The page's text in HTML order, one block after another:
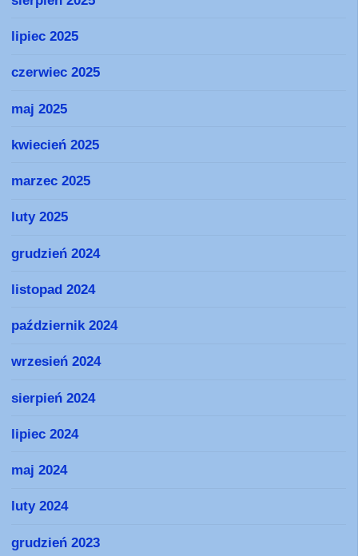
lipiec 2025
czerwiec 2025
maj 2025
kwiecień 2025
marzec 2025
luty 2025
grudzień 2024
listopad 2024
październik 2024
wrzesień 2024
sierpień 2024
lipiec 2024
maj 2024
luty 2024
grudzień 2023